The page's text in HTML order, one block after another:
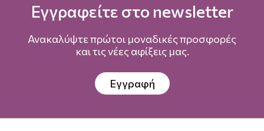
Εγγραφείτε στο newsletter
Ανακαλύψτε πρώτοι μοναδικές προσφορές
και τις νέες αφίξεις μας.
Εγγραφή